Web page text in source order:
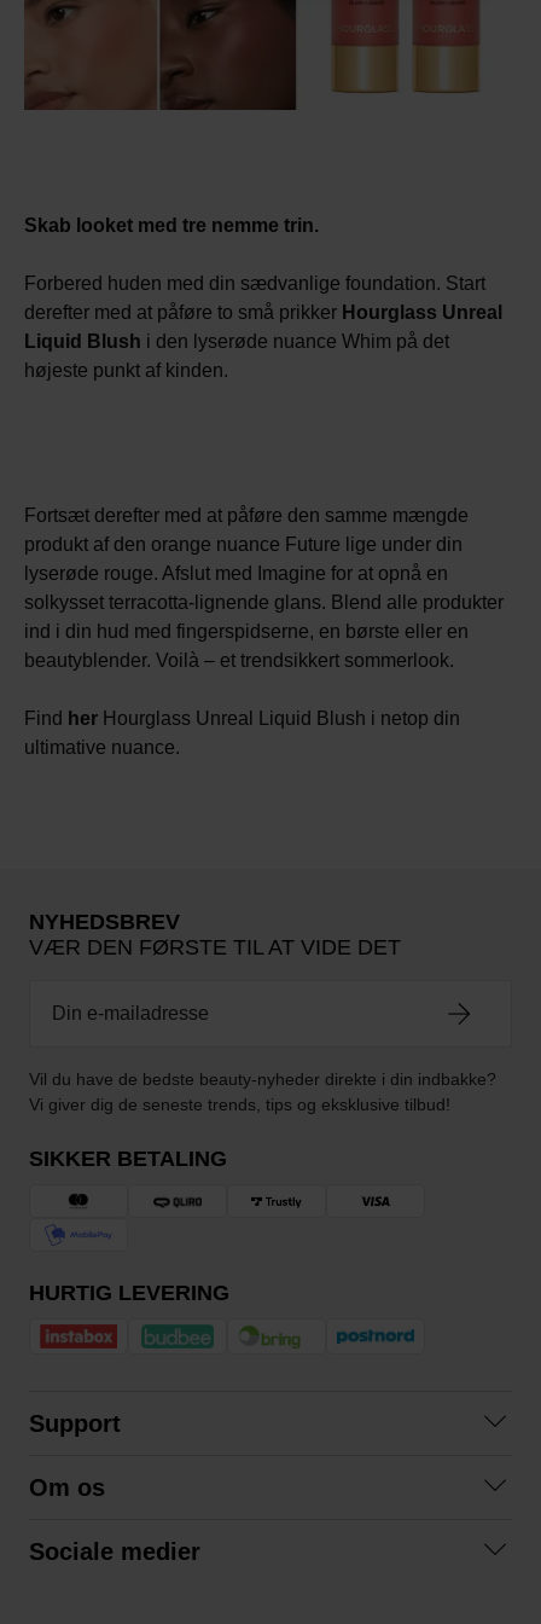
Skab looket med tre nemme trin.
Forbered huden med din sædvanlige foundation. Start
derefter med at påføre to små prikker Hourglass Unreal
Liquid Blush i den lyserøde nuance Whim på det
højeste punkt af kinden.
Fortsæt derefter med at påføre den samme mængde
produkt af den orange nuance Future lige under din
lyserøde rouge. Afslut med Imagine for at opnå en
solkysset terracotta-lignende glans. Blend alle produkter
ind i din hud med fingerspidserne, en børste eller en
beautyblender. Voilà – et trendsikkert sommerlook.
Find her Hourglass Unreal Liquid Blush i netop din
ultimative nuance.
NYHEDSBREV
VÆR DEN FØRSTE TIL AT VIDE DET
Vil du have de bedste beauty-nyheder direkte i din indbakke?
Vi giver dig de seneste trends, tips og eksklusive tilbud!
SIKKER BETALING
HURTIG LEVERING
Support
Betingelser
Om os
Sociale medier